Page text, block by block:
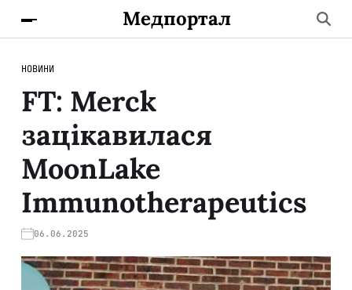
Медпортал
НОВИНИ
FT: Merck
зацікавилася
MoonLake
Immunotherapeutics
06.06.2025